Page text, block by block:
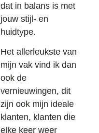
dat in balans is met
jouw stijl- en
huidtype.
Het allerleukste van
mijn vak vind ik dan
ook de
vernieuwingen, dit
zijn ook mijn ideale
klanten, klanten die
elke keer weer